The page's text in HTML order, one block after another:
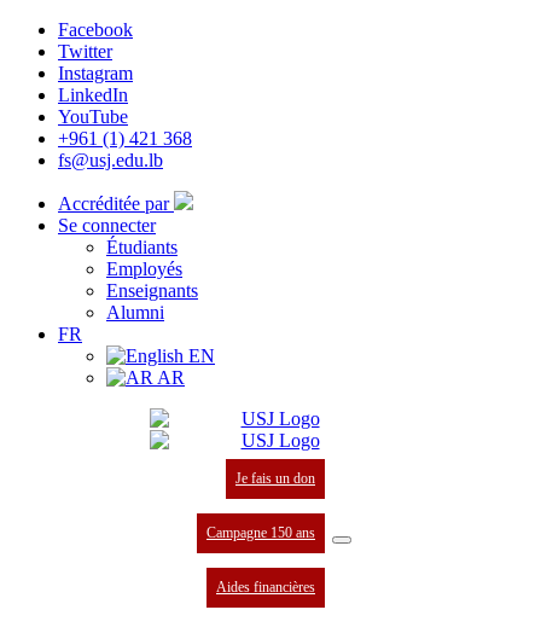
Facebook
Twitter
Instagram
LinkedIn
YouTube
+961 (1) 421 368
fs@usj.edu.lb
Accréditée par
Se connecter
Étudiants
Employés
Enseignants
Alumni
FR
EN
AR
Je fais un don
Campagne 150 ans
Aides financières